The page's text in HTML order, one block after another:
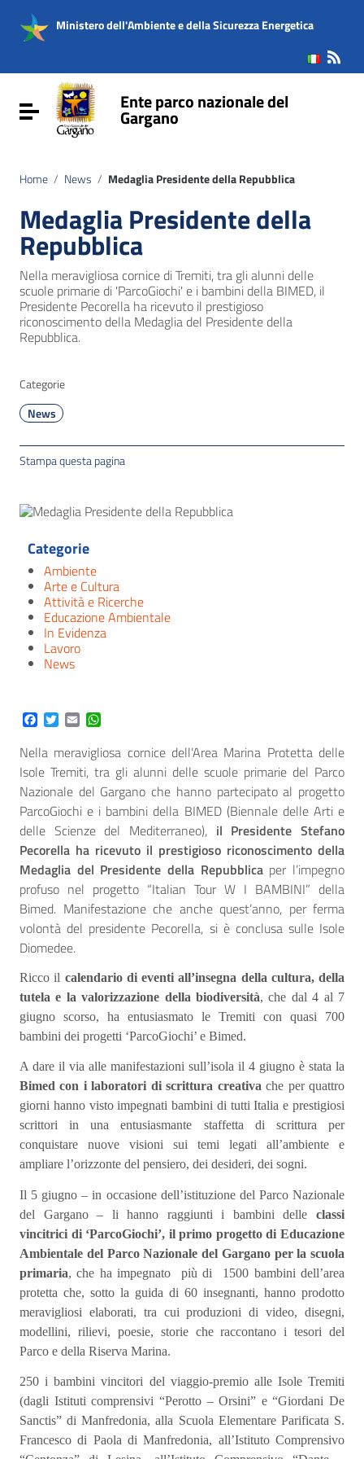
Vai al menu di navigazione
Vai al footer
Ministero dell'Ambiente e della Sicurezza Energetica
Attiva / disattiva la navigazioneEnte parco nazionale del
Gargano
Home / News / Medaglia Presidente della Repubblica
Medaglia Presidente della
Repubblica
Nella meravigliosa cornice di Tremiti, tra gli alunni delle
scuole primarie di 'ParcoGiochi' e i bambini della BIMED, il
Presidente Pecorella ha ricevuto il prestigioso
riconoscimento della Medaglia del Presidente della
Repubblica.
Categorie
News
Stampa questa pagina
Categorie
Ambiente
Arte e Cultura
Attività e Ricerche
Educazione Ambientale
In Evidenza
Lavoro
News
Facebook
Twitter
Email
Nella meravigliosa cornice dell’Area Marina Protetta delle
Isole Tremiti, tra gli alunni delle scuole primarie del Parco
Nazionale del Gargano che hanno partecipato al progetto
ParcoGiochi e i bambini della BIMED (Biennale delle Arti e
delle Scienze del Mediterraneo), il Presidente Stefano
Pecorella ha ricevuto il prestigioso riconoscimento della
Medaglia del Presidente della Repubblicaper l’impegno
profuso nel progetto “Italian Tour W I BAMBINI” della
Bimed. Manifestazione che anche quest’anno, per ferma
volontà del presidente Pecorella, si è conclusa sulle Isole
Diomedee.
Ricco il calendario di eventi all’insegna della cultura, della
tutela e la valorizzazione della biodiversità, che dal 4 al 7
giugno scorso, ha entusiasmato le Tremiti con quasi 700
bambini dei progetti ‘ParcoGiochi’ e Bimed.
A dare il via alle manifestazioni sull’isola il 4 giugno è stata la
Bimed con i laboratori di scrittura creativache per quattro
giorni hanno visto impegnati bambini di tutti Italia e prestigiosi
scrittori in una entusiasmante staffetta di scrittura per
conquistare nuove visioni sui temi legati all’ambiente e
ampliare l’orizzonte del pensiero, dei desideri, dei sogni.
Il 5 giugno – in occasione dell’istituzione del Parco Nazionale
del Gargano – li hanno raggiunti i bambini delle classi
vincitrici di ‘ParcoGiochi’, il primo progetto di Educazione
Ambientale del Parco Nazionale del Gargano per la scuola
primaria, che ha impegnato più di 1500 bambini dell’area
protetta che, sotto la guida di 60 insegnanti, hanno prodotto
meravigliosi elaborati, tra cui produzioni di video, disegni,
modellini, rilievi, poesie, storie che raccontano i tesori del
Parco e della Riserva Marina.
250 i bambini vincitori del viaggio-premio alle Isole Tremiti
(dagli Istituti comprensivi “Perotto – Orsini” e “Giordani De
Sanctis” di Manfredonia, alla Scuola Elementare Parificata S.
Francesco di Paola di Manfredonia, all’Istituto Comprensivo